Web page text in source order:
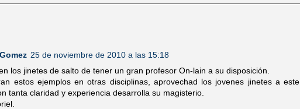
25 de noviembre de 2010 a las 15:18
los jinetes de salto de tener un gran profesor On-lain a su disposición.
estos ejemplos en otras disciplinas, aprovechad los jovenes jinetes a este
tanta claridad y experiencia desarrolla su magisterio.